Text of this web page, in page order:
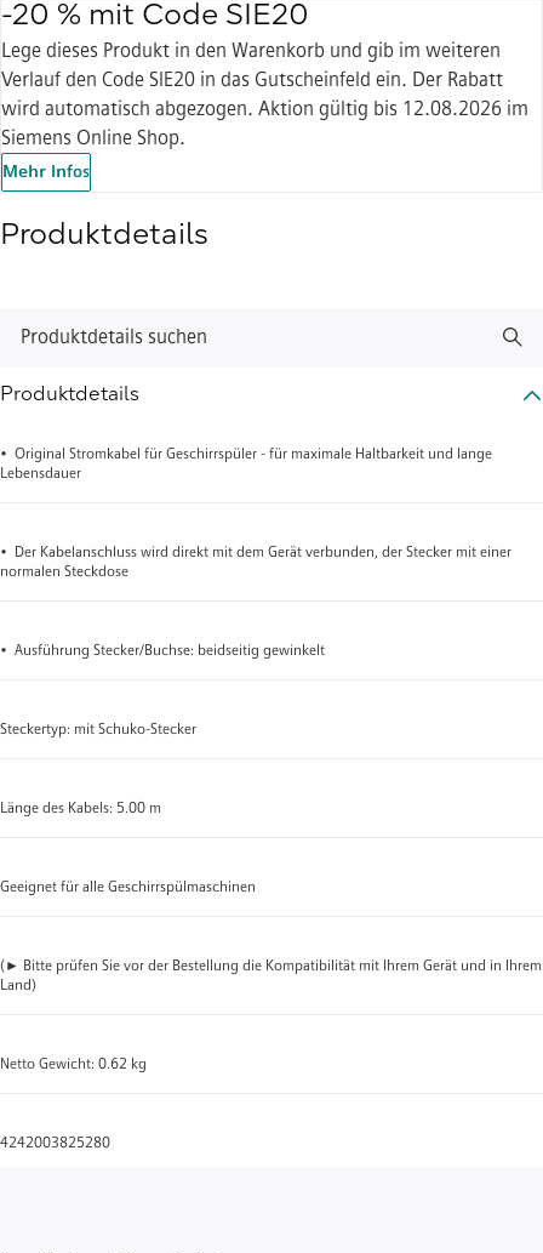
-20 % mit Code SIE20
Lege dieses Produkt in den Warenkorb und gib im weiteren
Verlauf den Code SIE20 in das Gutscheinfeld ein. Der Rabatt
wird automatisch abgezogen. Aktion gültig bis 12.08.2026 im
Siemens Online Shop.
Mehr Infos
Produktdetails
Produktdetails suchen
Produktdetails
• Original Stromkabel für Geschirrspüler - für maximale Haltbarkeit und lange
Lebensdauer
• Der Kabelanschluss wird direkt mit dem Gerät verbunden, der Stecker mit einer
normalen Steckdose
• Ausführung Stecker/Buchse: beidseitig gewinkelt
Steckertyp: mit Schuko-Stecker
Länge des Kabels: 5.00 m
Geeignet für alle Geschirrspülmaschinen
(► Bitte prüfen Sie vor der Bestellung die Kompatibilität mit Ihrem Gerät und in Ihrem
Land)
Netto Gewicht: 0.62 kg
4242003825280